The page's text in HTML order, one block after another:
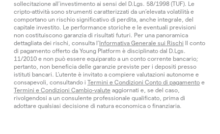
sollecitazione all’investimento ai sensi del D.Lgs. 58/1998 (TUF). Le
cripto-attività sono strumenti caratterizzati da un’elevata volatilità e
comportano un rischio significativo di perdita, anche integrale, del
capitale investito. Le performance storiche e le eventuali previsioni
non costituiscono garanzia di risultati futuri. Per una panoramica
dettagliata dei rischi, consulta l’ Informativa Generale sui Rischi Il conto
di pagamento offerto da Young Platform è disciplinato dal D.Lgs.
11/2010 e non può essere equiparato a un conto corrente bancario;
pertanto, non beneficia delle garanzie previste per i depositi presso
istituti bancari. L’utente è invitato a compiere valutazioni autonome e
consapevoli, consultando i Termini e Condizioni Conto di pagamento e
Termini e Condizioni Cambio-valute aggiornati e, se del caso,
rivolgendosi a un consulente professionale qualificato, prima di
adottare qualsiasi decisione di natura economica o finanziaria.